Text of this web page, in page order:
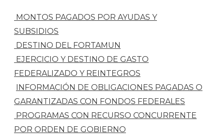
MONTOS PAGADOS POR AYUDAS Y
SUBSIDIOS
DESTINO DEL FORTAMUN
EJERCICIO Y DESTINO DE GASTO
FEDERALIZADO Y REINTEGROS
INFORMACIÓN DE OBLIGACIONES PAGADAS O
GARANTIZADAS CON FONDOS FEDERALES
PROGRAMAS CON RECURSO CONCURRENTE
POR ORDEN DE GOBIERNO